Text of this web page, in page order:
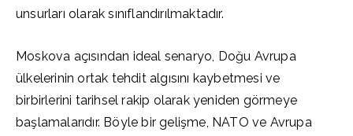
unsurları olarak sınıflandırılmaktadır.
Moskova açısından ideal senaryo, Doğu Avrupa
ülkelerinin ortak tehdit algısını kaybetmesi ve
birbirlerini tarihsel rakip olarak yeniden görmeye
başlamalarıdır. Böyle bir gelişme, NATO ve Avrupa